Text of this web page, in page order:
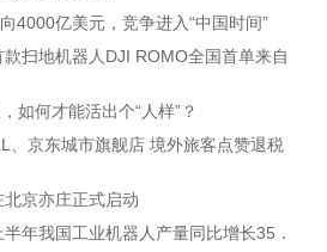
4000亿美元，竞争进入“中国时间”
扫地机器人DJI ROMO全国首单来自
如何才能活出个“人样”？
、京东城市旗舰店 境外旅客点赞退税
京亦庄正式启动
年我国工业机器人产量同比增长35．